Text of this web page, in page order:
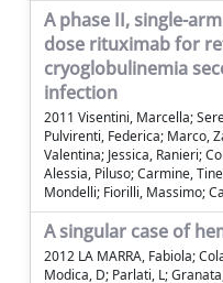
A phase II, single-
dose rituximab for
cryoglobulinemia
infection
2011 Visentini, Marcella;
Pulvirenti, Federica; Marco,
Valentina; Jessica, Ranieri;
Alessia, Piluso; Carmine,
Mondelli; Fiorilli, Massimo;
A singular case of
2012 LA MARRA, Fabiola;
Modica, D; Parlati, L;